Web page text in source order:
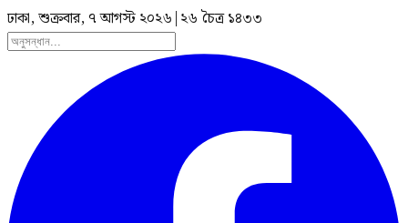
ঢাকা, শুক্রবার, ৭ আগস্ট ২০২৬ | ২৬ চৈত্র ১৪৩৩